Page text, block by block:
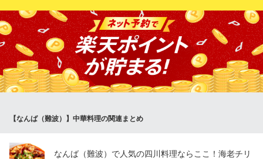
味わいをご用意。 皆様でシェアしやすいメニューが多く、お酒も
どんどん進むためご宴会にぴったりです。
本格中華・点心食べ放題 香港飲茶 桜川
本格中華と点心食べ放題
ＪＲＪＲ難波駅 徒歩3分
【なんば（難波）】中華料理の関連まとめ
なんば（難波）で人気の四川料理ならここ！海老チリ